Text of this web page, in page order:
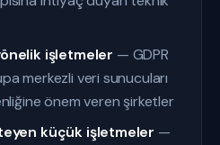
işletmeler — GDPR
merkezli veri sunucuları
önem veren şirketler
küçük işletmeler —